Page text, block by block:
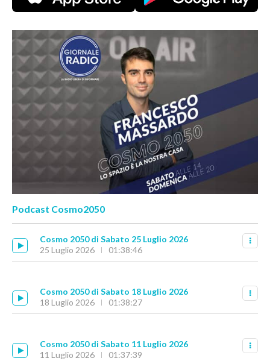
Podcast Cosmo2050
Cosmo 2050 di Sabato 25 Luglio 2026
25 Luglio 2026
01:38:46
Cosmo 2050 di Sabato 18 Luglio 2026
18 Luglio 2026
01:38:27
Cosmo 2050 di Sabato 11 Luglio 2026
11 Luglio 2026
01:37:39